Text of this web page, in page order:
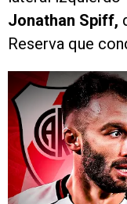
Jonathan Spiff,
Reserva que